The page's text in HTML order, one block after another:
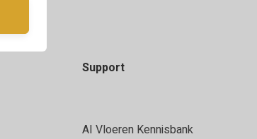
Support
AI Vloeren Kennisbank